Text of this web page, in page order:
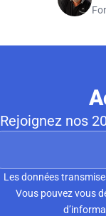
Rejoignez nos
Les données
Vous pouvez vous